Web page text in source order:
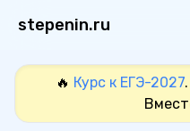
stepenin.ru
🔥 Курс к ЕГЭ-2027